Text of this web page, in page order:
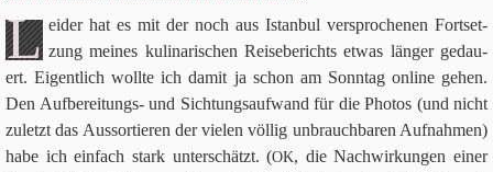
L ei­der hat es mit der noch aus Istan­bul ver­spro­che­nen Fort­set­
zung mei­nes kuli­na­ri­schen Rei­se­be­richts etwas län­ger gedau­
ert. Eigent­lich wollte ich damit ja schon am Sonn­tag online gehen.
Den Auf­be­rei­tungs- und Sich­tungs­auf­wand für die Pho­tos (und nicht
zuletzt das Aus­sor­tie­ren der vie­len völ­lig unbrauch­ba­ren Auf­nah­men)
habe ich ein­fach stark unter­schätzt. (OK, die Nach­wir­kun­gen einer